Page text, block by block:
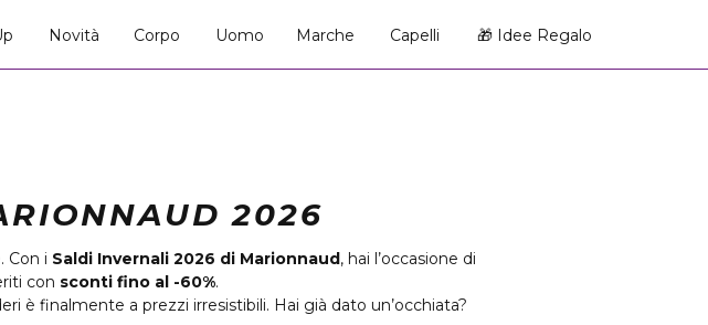
Novità Corpo Uomo Marche Capelli 🎁 Idee Regalo
2026
Con i Saldi Invernali 2026 di Marionnaud, hai l’occasione di
con sconti fino al -60%.
è finalmente a prezzi irresistibili. Hai già dato un’occhiata?